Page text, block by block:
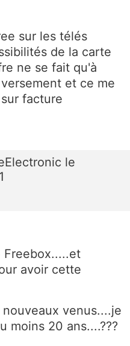
sur les télés
de la carte
ne se fait qu'à
et ce me
facture
le
Freebox.....et
avoir cette
venus....je
moins 20 ans....???